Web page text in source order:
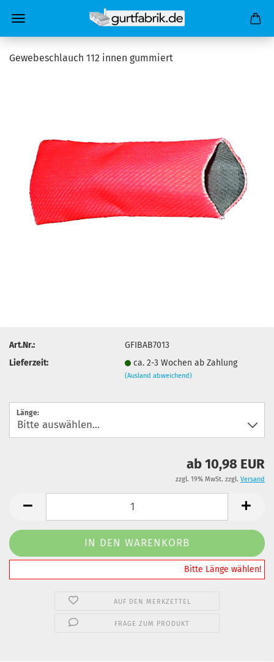
Gewebeschlauch 112 innen gummiert
Art.Nr.:
GFIBAB7013
Lieferzeit:
ca. 2-3 Wochen ab Zahlung
(Ausland abweichend)
Länge:
ab 10,98 EUR
zzgl. 19% MwSt. zzgl. Versand
️️️️️Bitte Länge wählen!
AUF DEN MERKZETTEL
FRAGE ZUM PRODUKT